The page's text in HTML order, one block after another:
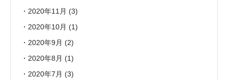
2020年11月 (3)
2020年10月 (1)
2020年9月 (2)
2020年8月 (1)
2020年7月 (3)